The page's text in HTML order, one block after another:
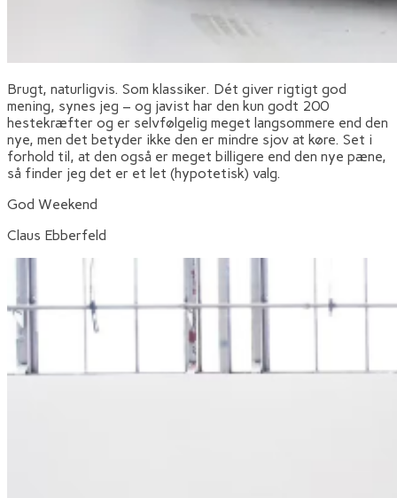
Brugt, naturligvis. Som klassiker. Dét giver rigtigt god
mening, synes jeg – og javist har den kun godt 200
hestekræfter og er selvfølgelig meget langsommere end den
nye, men det betyder ikke den er mindre sjov at køre. Set i
forhold til, at den også er meget billigere end den nye pæne,
så finder jeg det er et let (hypotetisk) valg.
God Weekend
Claus Ebberfeld